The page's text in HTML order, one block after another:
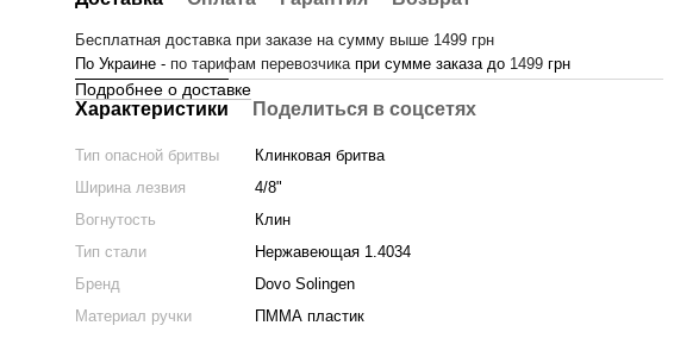
Бесплатная доставка при заказе на сумму выше 1499 грн
По Украине - по тарифам перевозчикапри сумме заказа до 1499 грн
Подробнее о доставке
Характеристики Поделиться в соцсетях
Тип опасной бритвы
Клинковая бритва
Ширина лезвия
4/8"
Вогнутость
Клин
Тип стали
Нержавеющая 1.4034
Бренд
Dovo Solingen
Материал ручки
ПММА пластик